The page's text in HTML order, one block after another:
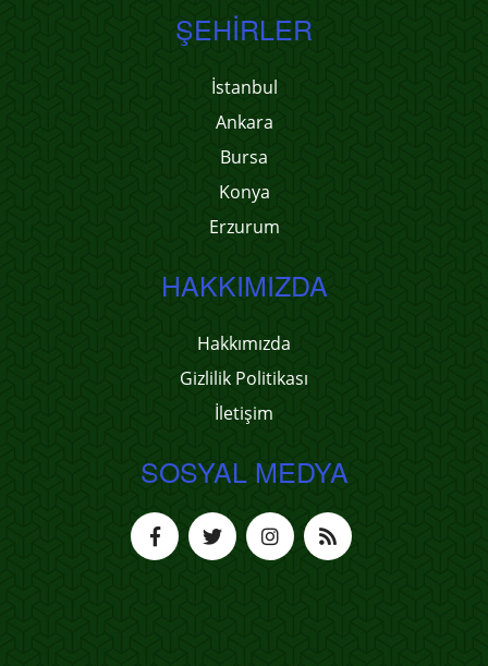
ŞEHIRLER
İstanbul
Ankara
Bursa
Konya
Erzurum
HAKKIMIZDA
Hakkımızda
Gizlilik Politikası
İletişim
SOSYAL MEDYA